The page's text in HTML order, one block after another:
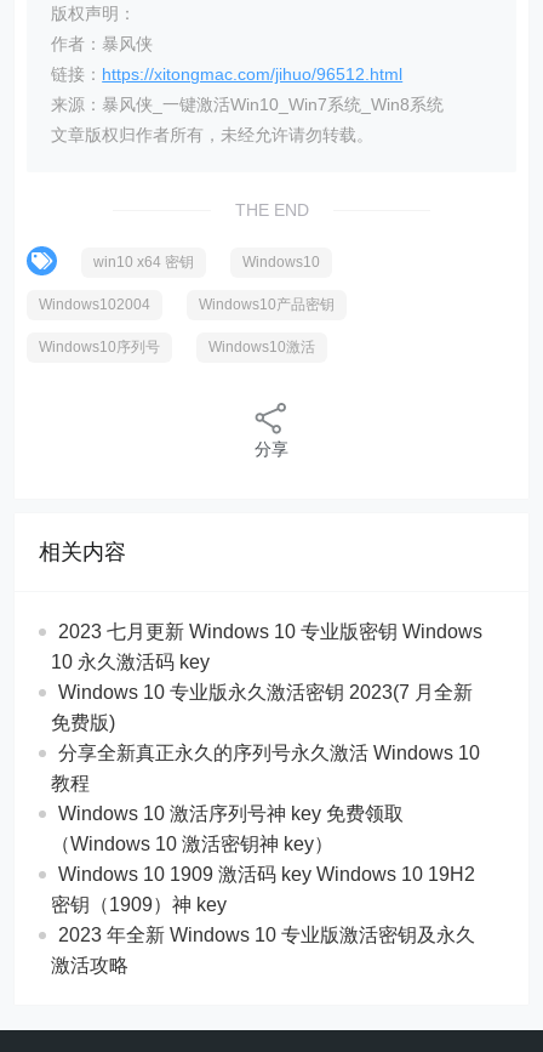
版权声明：
作者：暴风侠
链接： https://xitongmac.com/jihuo/96512.html
来源：暴风侠_一键激活Win10_Win7系统_Win8系统
文章版权归作者所有，未经允许请勿转载。
THE END
win10 x64 密钥 Windows10
Windows102004 Windows10产品密钥
Windows10序列号 Windows10激活
分享
相关内容
2023 七月更新 Windows 10 专业版密钥 Windows
10 永久激活码 key
Windows 10 专业版永久激活密钥 2023(7 月全新
免费版)
分享全新真正永久的序列号永久激活 Windows 10
教程
Windows 10 激活序列号神 key 免费领取
（Windows 10 激活密钥神 key）
Windows 10 1909 激活码 key Windows 10 19H2
密钥（1909）神 key
2023 年全新 Windows 10 专业版激活密钥及永久
激活攻略